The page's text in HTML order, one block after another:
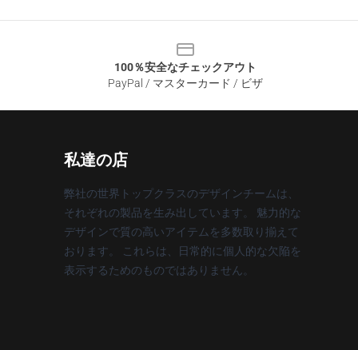
100％安全なチェックアウト
PayPal / マスターカード / ビザ
私達の店
弊社の世界トップクラスのデザインチームは、
それぞれの製品を生み出しています。 魅力的な
デザインで質の高いアイテムを多数取り揃えて
おります。 これらは、日常的に個人的な欠陥を
表示するためのものではありません。